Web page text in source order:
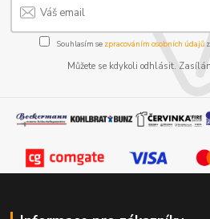
Souhlasím se zpracováním osobních údajů
Můžete se kdykoli odhlásit.